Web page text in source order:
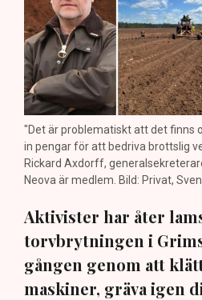
"Det är problematiskt att det finns
in pengar för att bedriva brottslig
Rickard Axdorff,
Neova är medlem. Bild: Privat,
Aktivister har åter
torvbrytningen i
gången genom att
maskiner, gräva igen